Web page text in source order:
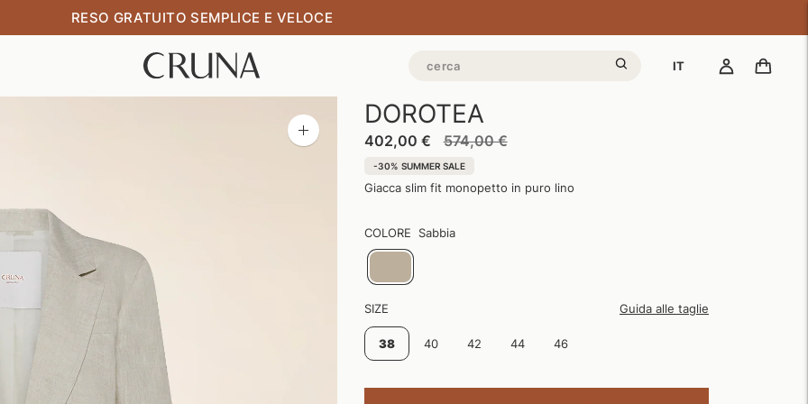
100% MADE IN ITALY
IT
Zoom
immagine
DOROTEA
402,00 € 574,00 €
listino
-30% SUMMER SALE
Giacca slim fit monopetto in puro lino
COLORE Sabbia
SIZE Guida alle taglie
38 40 42 44 46